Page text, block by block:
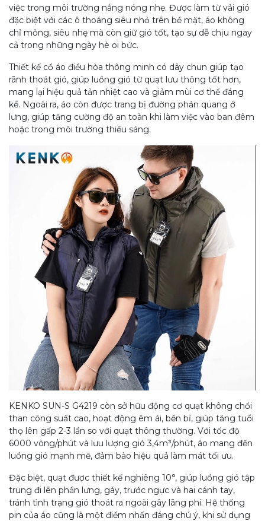
việc trong môi trường nắng nóng nhẹ. Được làm từ vải gió
đặc biệt với các ô thoáng siêu nhỏ trên bề mặt, áo không
chỉ mỏng, siêu nhẹ mà còn giữ gió tốt, tạo sự dễ chịu ngay
cả trong những ngày hè oi bức.
Thiết kế cổ áo điều hòa thông minh có dây chun giúp tạo
rãnh thoát gió, giúp luồng gió từ quạt lưu thông tốt hơn,
mang lại hiệu quả tản nhiệt cao và giảm mùi cơ thể đáng
kể. Ngoài ra, áo còn được trang bị đường phản quang ở
lưng, giúp tăng cường độ an toàn khi làm việc vào ban đêm
hoặc trong môi trường thiếu sáng.
KENKO SUN-S G4219 còn sở hữu động cơ quạt không chổi
than công suất cao, hoạt động êm ái, bền bỉ, giúp tăng tuổi
thọ lên gấp 2-3 lần so với quạt thông thường. Với tốc độ
6000 vòng/phút và lưu lượng gió 3,4m³/phút, áo mang đến
luồng gió mạnh mẽ, đảm bảo hiệu quả làm mát tối ưu.
Đặc biệt, quạt được thiết kế nghiêng 10°, giúp luồng gió tập
trung đi lên phần lưng, gáy, trước ngực và hai cánh tay,
tránh tình trạng gió thoát ra ngoài gây lãng phí. Hệ thống
pin của áo cũng là một điểm nhấn đáng chú ý, khi sử dụng